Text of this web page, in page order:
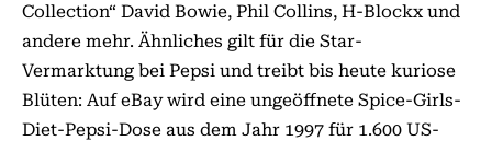
Collection“ David Bowie, Phil Collins, H-Blockx und
andere mehr. Ähnliches gilt für die Star-
Vermarktung bei Pepsi und treibt bis heute kuriose
Blüten: Auf eBay wird eine ungeöffnete Spice-Girls-
Diet-Pepsi-Dose aus dem Jahr 1997 für 1.600 US-